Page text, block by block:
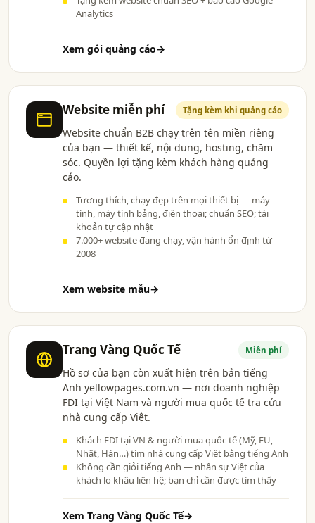
Analytics
Xem gói quảng cáo→
Website miễn phí Tặng kèm khi quảng cáo
Website chuẩn B2B chạy trên tên miền riêng
của bạn — thiết kế, nội dung, hosting, chăm
sóc. Quyền lợi tặng kèm khách hàng quảng
cáo.
Tương thích, chạy đẹp trên mọi thiết bị — máy
tính, máy tính bảng, điện thoại; chuẩn SEO; tài
khoản tự cập nhật
7.000+ website đang chạy, vận hành ổn định từ
2008
Xem website mẫu→
Trang Vàng Quốc Tế Miễn phí
Hồ sơ của bạn còn xuất hiện trên bản tiếng
Anh yellowpages.com.vn — nơi doanh nghiệp
FDI tại Việt Nam và người mua quốc tế tra cứu
nhà cung cấp Việt.
Khách FDI tại VN & người mua quốc tế (Mỹ, EU,
Nhật, Hàn…) tìm nhà cung cấp Việt bằng tiếng Anh
Không cần giỏi tiếng Anh — nhân sự Việt của
khách lo khâu liên hệ; bạn chỉ cần được tìm thấy
Xem Trang Vàng Quốc Tế→